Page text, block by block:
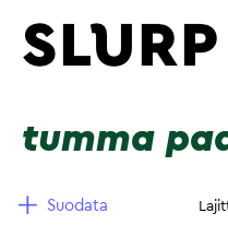
tumma
Suodata